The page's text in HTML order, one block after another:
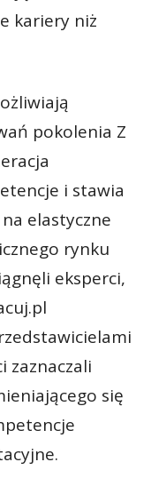
kariery niż
pokolenia Z
i stawia
elastyczne
rynku
eksperci,
zaznaczali
się